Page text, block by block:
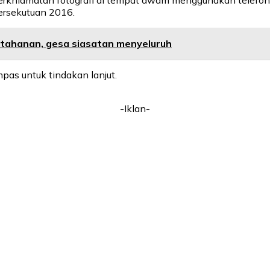
2016.
gesa siasatan menyeluruh
untuk tindakan lanjut.
-Iklan-